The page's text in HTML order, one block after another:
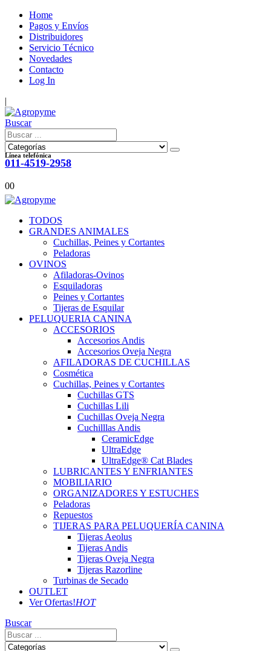
Home
Pagos y Envíos
Distribuidores
Servicio Técnico
Novedades
Contacto
Log In
|
Buscar
Línea telefónica
011-4519-2958
00
TODOS
GRANDES ANIMALES
Cuchillas, Peines y Cortantes
Peladoras
OVINOS
Afiladoras-Ovinos
Esquiladoras
Peines y Cortantes
Tijeras de Esquilar
PELUQUERIA CANINA
ACCESORIOS
Accesorios Andis
Accesorios Oveja Negra
AFILADORAS DE CUCHILLAS
Cosmética
Cuchillas, Peines y Cortantes
Cuchillas GTS
Cuchillas Lili
Cuchillas Oveja Negra
Cuchilllas Andis
CeramicEdge
UltraEdge
UltraEdge® Cat Blades
LUBRICANTES Y ENFRIANTES
MOBILIARIO
ORGANIZADORES Y ESTUCHES
Peladoras
Repuestos
TIJERAS PARA PELUQUERÍA CANINA
Tijeras Aeolus
Tijeras Andis
Tijeras Oveja Negra
Tijeras Razorline
Turbinas de Secado
OUTLET
Ver Ofertas!HOT
Buscar